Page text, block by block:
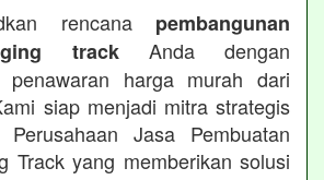
rencana pembangunan
trackAnda dengan
penawaran harga murah dari
siap menjadi mitra strategis
Jasa Pembuatan
Track yang memberikan solusi